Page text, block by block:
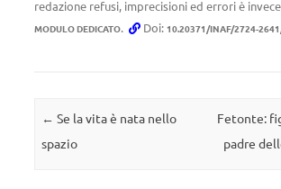
redazione refusi, imprecisioni ed errori è
MODULO DEDICATO. Doi: 10.20371/INAF/2724-
Navigazione articolo
← Se la vita è nata nello
spazio
Fetonte:
padre